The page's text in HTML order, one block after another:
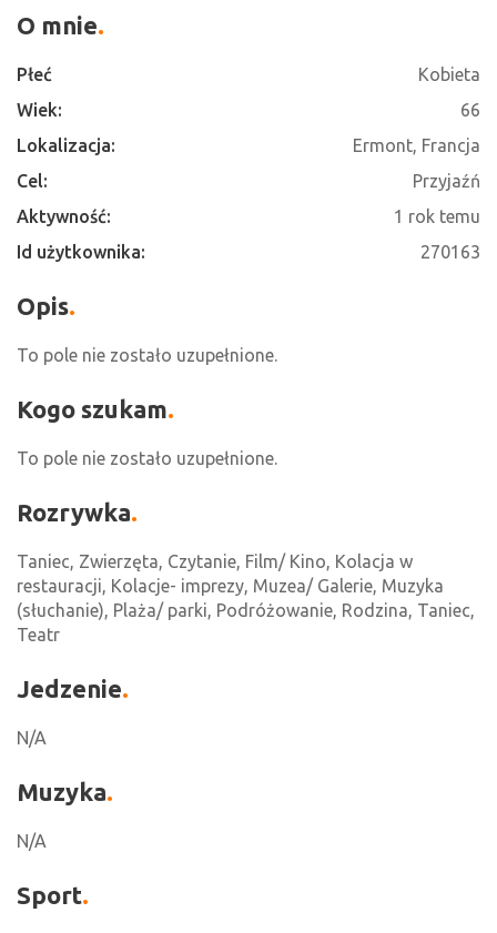
O mnie
Płeć
Kobieta
Wiek:
66
Lokalizacja:
Ermont, Francja
Cel:
Przyjaźń
Aktywność:
1 rok temu
Id użytkownika:
270163
Opis
To pole nie zostało uzupełnione.
Kogo szukam
To pole nie zostało uzupełnione.
Rozrywka
Taniec, Zwierzęta, Czytanie, Film/ Kino, Kolacja w
restauracji, Kolacje- imprezy, Muzea/ Galerie, Muzyka
(słuchanie), Plaża/ parki, Podróżowanie, Rodzina, Taniec,
Teatr
Jedzenie
N/A
Muzyka
N/A
Sport